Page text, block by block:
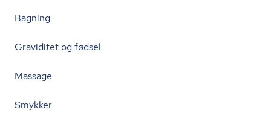
Bagning
Graviditet og fødsel
Massage
Smykker